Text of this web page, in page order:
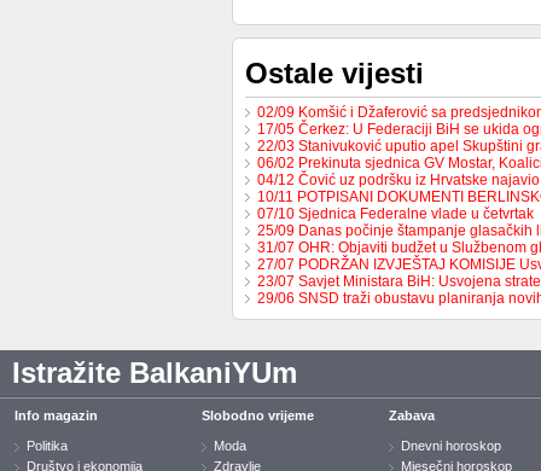
Ostale vijesti
02/09 Komšić i Džaferović sa
17/05 Čerkez: U Federaciji BiH se ukida
22/03 Stanivuković uputio apel Skupštini
06/02 Prekinuta sjednica GV Mostar,
04/12 Čović uz podršku iz Hrvatske
10/11 POTPISANI DOKUMENTI
07/10 Sjednica Federalne vlade u četvrtak
25/09 Danas počinje štampanje glasačkih
31/07 OHR: Objaviti budžet u Službenom
27/07 PODRŽAN IZVJEŠTAJ KOMISIJE
23/07 Savjet Ministara BiH: Usvojena
29/06 SNSD traži obustavu planiranja
Istražite BalkaniYUm
Info magazin
Politika
Društvo i ekonomija
Slobodno vrijeme
Moda
Zdravlje
Zabava
Dnevni horoskop
Mjesečni horoskop